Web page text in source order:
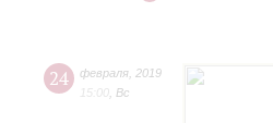
24 февраля 2019
15:00 Вс